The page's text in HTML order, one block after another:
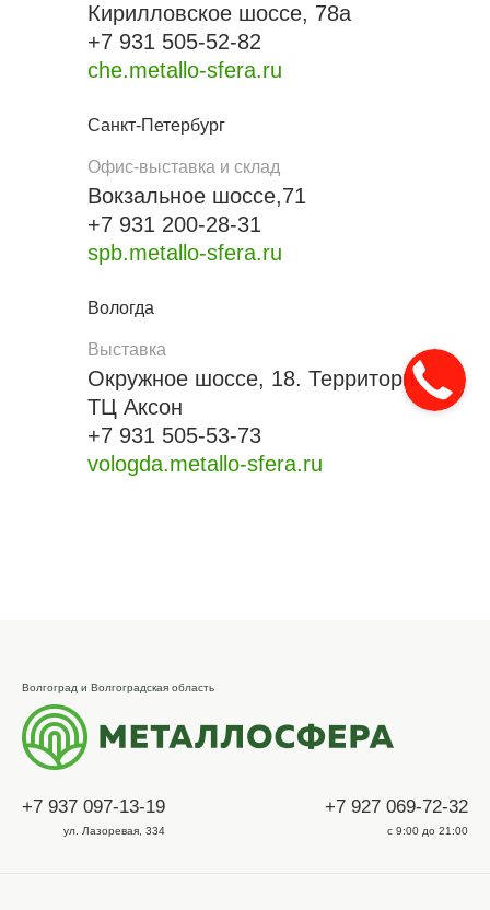
Кирилловское шоссе, 78а
+7 931 505-52-82
che.metallo-sfera.ru
Санкт-Петербург
Офис-выставка и склад
Вокзальное шоссе,71
+7 931 200-28-31
spb.metallo-sfera.ru
Вологда
Выставка
Окружное шоссе, 18. Территория
ТЦ Аксон
+7 931 505-53-73
vologda.metallo-sfera.ru
Волгоград и Волгоградская область
+7 937 097-13-19
ул. Лазоревая, 334
+7 927 069-72-32
с 9:00 до 21:00